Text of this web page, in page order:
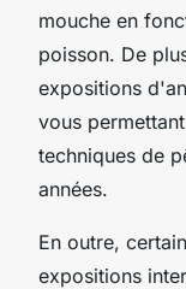
mouche en
poisson. De
expositions
vous
techniques de
années.
En outre,
expositions